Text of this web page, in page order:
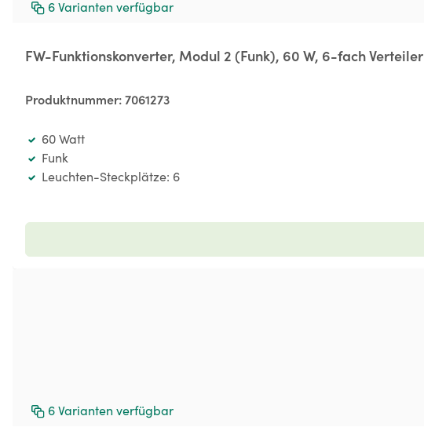
6 Varianten verfügbar
FW-Funktionskonverter, Modul 2 (Funk), 60 W, 6-fach Verteiler
Produktnummer:7061273
60 Watt
Funk
Leuchten-Steckplätze: 6
6 Varianten verfügbar